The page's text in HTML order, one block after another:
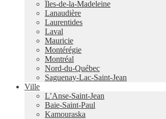
Îles-de-la-Madeleine
Lanaudière
Laurentides
Laval
Mauricie
Montérégie
Montréal
Nord-du-Québec
Saguenay-Lac-Saint-Jean
Ville
L’Anse-Saint-Jean
Baie-Saint-Paul
Kamouraska